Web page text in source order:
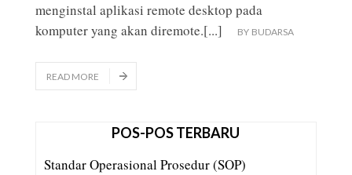
menginstal aplikasi remote desktop pada
komputer yang akan diremote.[...] BY BUDARSA
READ MORE
POS-POS TERBARU
Standar Operasional Prosedur (SOP)